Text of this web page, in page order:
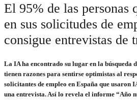
El 95% de las personas
en sus solicitudes de
consigue entrevistas de
La IA ha encontrado su lugar en la búsqueda
tienen razones para sentirse optimistas al
solicitantes de empleo en España que usaron
una entrevista. Así lo revela el informe “Año